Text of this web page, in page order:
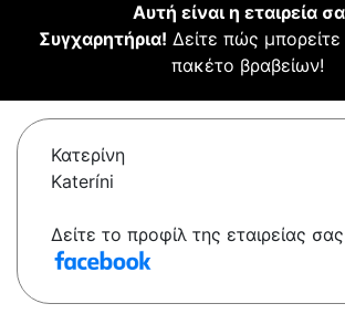
Αυτή είναι η εταιρεία
Συγχαρητήρια! Δείτε πώς
πακέτο βραβείων!
Κατερίνη
Kateríni
Δείτε το προφίλ της εταιρείας σας